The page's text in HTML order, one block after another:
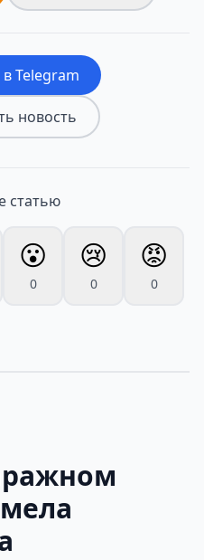
Telegram
новость
статью
😮
0
😢
0
😡
0